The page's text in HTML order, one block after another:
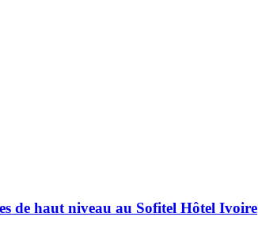
de haut niveau au Sofitel Hôtel Ivoire